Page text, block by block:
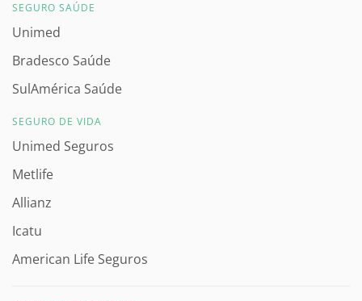
SEGURO SAÚDE
Unimed
Bradesco Saúde
SulAmérica Saúde
SEGURO DE VIDA
Unimed Seguros
Metlife
Allianz
Icatu
American Life Seguros